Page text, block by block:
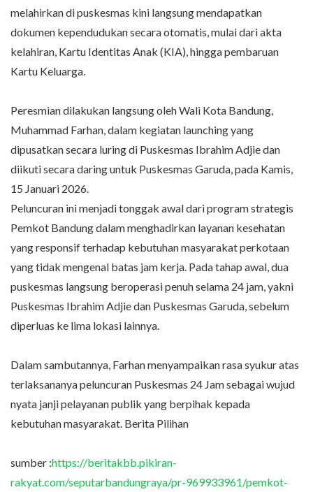
melahirkan di puskesmas kini langsung mendapatkan
dokumen kependudukan secara otomatis, mulai dari akta
kelahiran, Kartu Identitas Anak (KIA), hingga pembaruan
Kartu Keluarga.
Peresmian dilakukan langsung oleh Wali Kota Bandung,
Muhammad Farhan, dalam kegiatan launching yang
dipusatkan secara luring di Puskesmas Ibrahim Adjie dan
diikuti secara daring untuk Puskesmas Garuda, pada Kamis,
15 Januari 2026.
Peluncuran ini menjadi tonggak awal dari program strategis
Pemkot Bandung dalam menghadirkan layanan kesehatan
yang responsif terhadap kebutuhan masyarakat perkotaan
yang tidak mengenal batas jam kerja. Pada tahap awal, dua
puskesmas langsung beroperasi penuh selama 24 jam, yakni
Puskesmas Ibrahim Adjie dan Puskesmas Garuda, sebelum
diperluas ke lima lokasi lainnya.
Dalam sambutannya, Farhan menyampaikan rasa syukur atas
terlaksananya peluncuran Puskesmas 24 Jam sebagai wujud
nyata janji pelayanan publik yang berpihak kepada
kebutuhan masyarakat. Berita Pilihan
sumber :https://beritakbb.pikiran-
rakyat.com/seputarbandungraya/pr-969933961/pemkot-